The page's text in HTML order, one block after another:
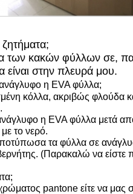
των κακών φύλλων σε,
είναι στην πλευρά μου.
η EVA φύλλα;
κόλλα, ακριβώς φλούδα
η EVA φύλλα μετά
το νερό.
τα φύλλα σε
(Παρακαλώ να είστε
pantone είτε να μας